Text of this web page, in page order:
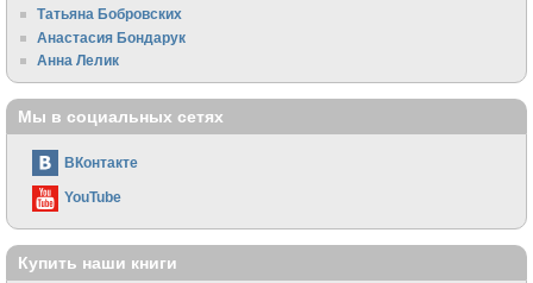
Татьяна Бобровских
Анастасия Бондарук
Анна Лелик
Мы в социальных сетях
ВКонтакте
YouTube
Купить наши книги